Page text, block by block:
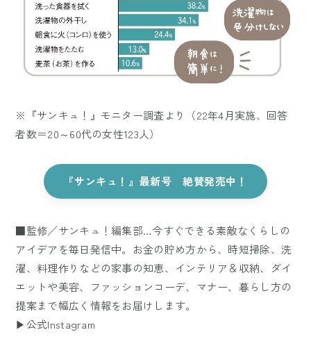
※『サンキュ！』モニター調査より（22年4月実施、回答
者数＝20～60代の女性123人）
『サンキュ！』最新号 絶賛発売中！
■監修／サンキュ！編集部…今すぐできる素敵なくらしの
アイデアを毎日発信中。お金の貯め方から、時短掃除、洗
濯、料理作りなどの家事の知恵、インテリア＆収納、ダイ
エットや美容、ファッションコーデ、マナー、暮らし方の
提案まで幅広く情報をお届けします。
▶公式Instagram